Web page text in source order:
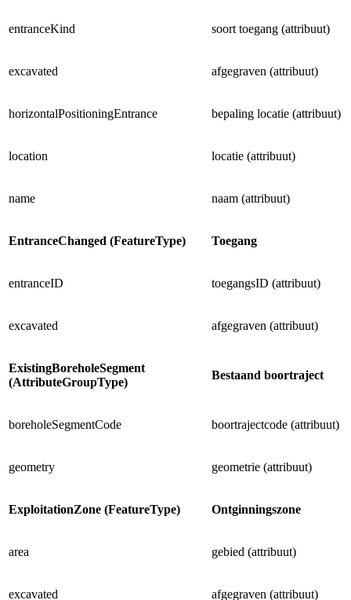
entranceKind soort toegang (attribuut)
excavated afgegraven (attribuut)
horizontalPositioningEntrance bepaling locatie (attribuut)
location locatie (attribuut)
name naam (attribuut)
EntranceChanged (FeatureType) Toegang
entranceID toegangsID (attribuut)
excavated afgegraven (attribuut)
ExistingBoreholeSegment
(AttributeGroupType)
Bestaand boortraject
boreholeSegmentCode boortrajectcode (attribuut)
geometry geometrie (attribuut)
ExploitationZone (FeatureType) Ontginningszone
area gebied (attribuut)
excavated afgegraven (attribuut)